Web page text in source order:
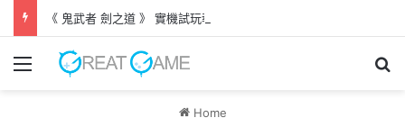
《 鬼武者 劍之道 》 實機試玩報告 源義經將是事件的起源！？
Menu
Home